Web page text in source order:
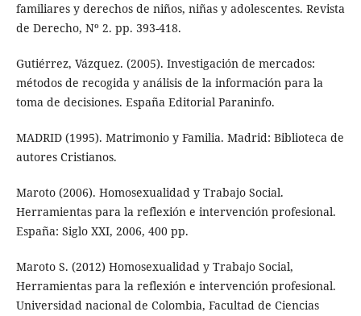
familiares y derechos de niños, niñas y adolescentes. Revista
de Derecho, Nº 2. pp. 393-418.
Gutiérrez, Vázquez. (2005). Investigación de mercados:
métodos de recogida y análisis de la información para la
toma de decisiones. España Editorial Paraninfo.
MADRID (1995). Matrimonio y Familia. Madrid: Biblioteca de
autores Cristianos.
Maroto (2006). Homosexualidad y Trabajo Social.
Herramientas para la reflexión e intervención profesional.
España: Siglo XXI, 2006, 400 pp.
Maroto S. (2012) Homosexualidad y Trabajo Social,
Herramientas para la reflexión e intervención profesional.
Universidad nacional de Colombia, Facultad de Ciencias